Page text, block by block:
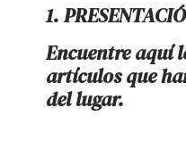
1.
Encuentre aquí
artículos que
del lugar.